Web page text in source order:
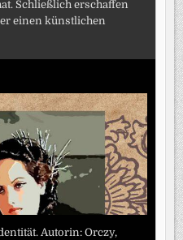
Schließlich erschaffen
einen künstlichen
Autorin: Orczy,